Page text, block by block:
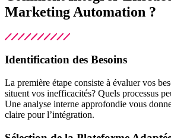
Marketing Automation ?
Identification des Besoins
La première étape consiste à évaluer vos
situent vos inefficacités? Quels processus
Une analyse interne approfondie vous
claire pour l’intégration.